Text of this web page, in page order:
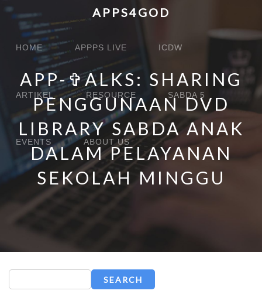
Skip
content
APPS4GOD
Main
navigation
HOME APPPS LIVE ICDW
ARTIKEL RESOURCE SABDA 5
EVENTS ABOUT US
APP-✞ALKS: SHARING
PENGGUNAAN DVD
LIBRARY SABDA ANAK
DALAM PELAYANAN
SEKOLAH MINGGU